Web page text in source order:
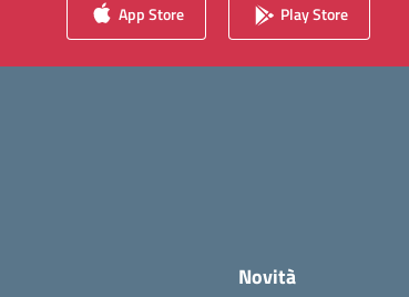
App Store Play Store
Novità